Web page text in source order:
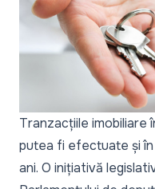
Tranzacțiile
putea fi efectuate și
ani. O inițiativă